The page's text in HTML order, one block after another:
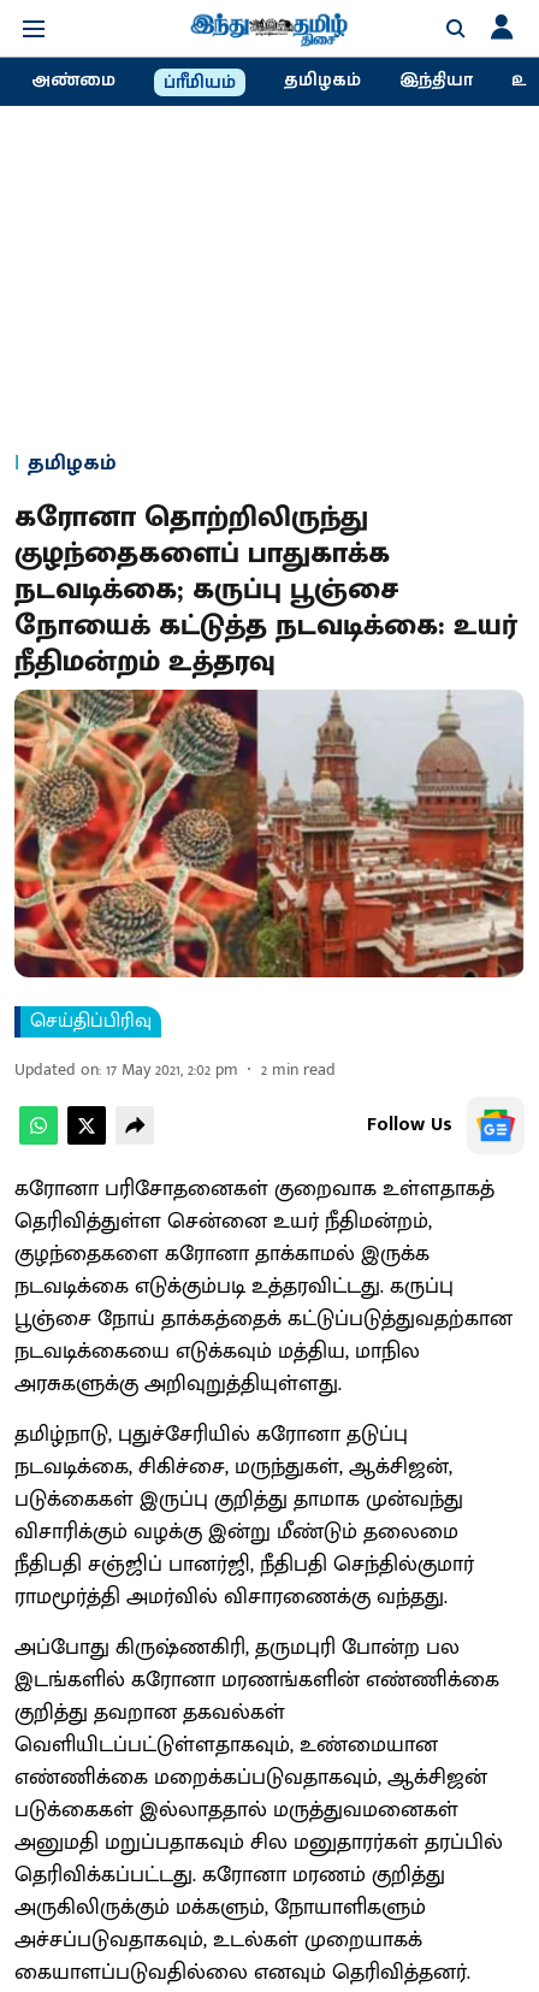
அண்மை ப்ரீமியம் தமிழகம் இந்தியா
தமிழகம்
கரோனா தொற்றிலிருந்து
குழந்தைகளைப் பாதுகாக்க
நடவடிக்கை; கருப்பு பூஞ்சை
நோயைக் கட்டுத்த நடவடிக்கை: உயர்
நீதிமன்றம் உத்தரவு
செய்திப்பிரிவு
Updated on:17 May 2021, 2:02 pm 2 min read
Follow Us
கரோனா பரிசோதனைகள் குறைவாக உள்ளதாகத்
தெரிவித்துள்ள சென்னை உயர் நீதிமன்றம்,
குழந்தைகளை கரோனா தாக்காமல் இருக்க
நடவடிக்கை எடுக்கும்படி உத்தரவிட்டது. கருப்பு
பூஞ்சை நோய் தாக்கத்தைக் கட்டுப்படுத்துவதற்கான
நடவடிக்கையை எடுக்கவும் மத்திய, மாநில
அரசுகளுக்கு அறிவுறுத்தியுள்ளது.
தமிழ்நாடு, புதுச்சேரியில் கரோனா தடுப்பு
நடவடிக்கை, சிகிச்சை, மருந்துகள், ஆக்சிஜன்,
படுக்கைகள் இருப்பு குறித்து தாமாக முன்வந்து
விசாரிக்கும் வழக்கு இன்று மீண்டும் தலைமை
நீதிபதி சஞ்ஜிப் பானர்ஜி, நீதிபதி செந்தில்குமார்
ராமமூர்த்தி அமர்வில் விசாரணைக்கு வந்தது.
அப்போது கிருஷ்ணகிரி, தருமபுரி போன்ற பல
இடங்களில் கரோனா மரணங்களின் எண்ணிக்கை
குறித்து தவறான தகவல்கள்
வெளியிடப்பட்டுள்ளதாகவும், உண்மையான
எண்ணிக்கை மறைக்கப்படுவதாகவும், ஆக்சிஜன்
படுக்கைகள் இல்லாததால் மருத்துவமனைகள்
அனுமதி மறுப்பதாகவும் சில மனுதாரர்கள் தரப்பில்
தெரிவிக்கப்பட்டது. கரோனா மரணம் குறித்து
அருகிலிருக்கும் மக்களும், நோயாளிகளும்
அச்சப்படுவதாகவும், உடல்கள் முறையாகக்
கையாளப்படுவதில்லை எனவும் தெரிவித்தனர்.